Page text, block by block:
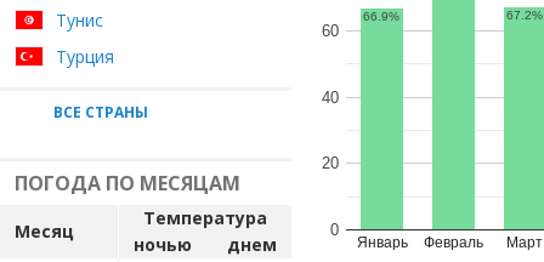
Тунис
Турция
ВСЕ СТРАНЫ
ПОГОДА ПО МЕСЯЦАМ
Месяц
Температура
ночью
днем
Январь Февраль Март
0
20
40
60
66.9%
67.2%